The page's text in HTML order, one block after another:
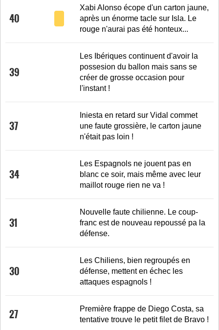
40
Xabi Alonso écope d'un carton jaune,
après un énorme tacle sur Isla. Le
rouge n'aurai pas été honteux...
39
Les Ibériques continuent d'avoir la
possesion du ballon mais sans se
créer de grosse occasion pour
l'instant !
37
Iniesta en retard sur Vidal commet
une faute grossière, le carton jaune
n'était pas loin !
34
Les Espagnols ne jouent pas en
blanc ce soir, mais même avec leur
maillot rouge rien ne va !
31
Nouvelle faute chilienne. Le coup-
franc est de nouveau repoussé pa la
défense.
30
Les Chiliens, bien regroupés en
défense, mettent en échec les
attaques espagnols !
27
Première frappe de Diego Costa, sa
tentative trouve le petit filet de Bravo !